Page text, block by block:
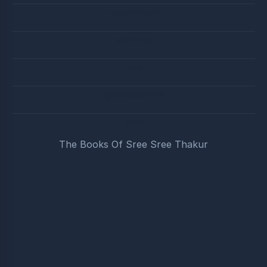
The Books Of Sree Sree Thakur